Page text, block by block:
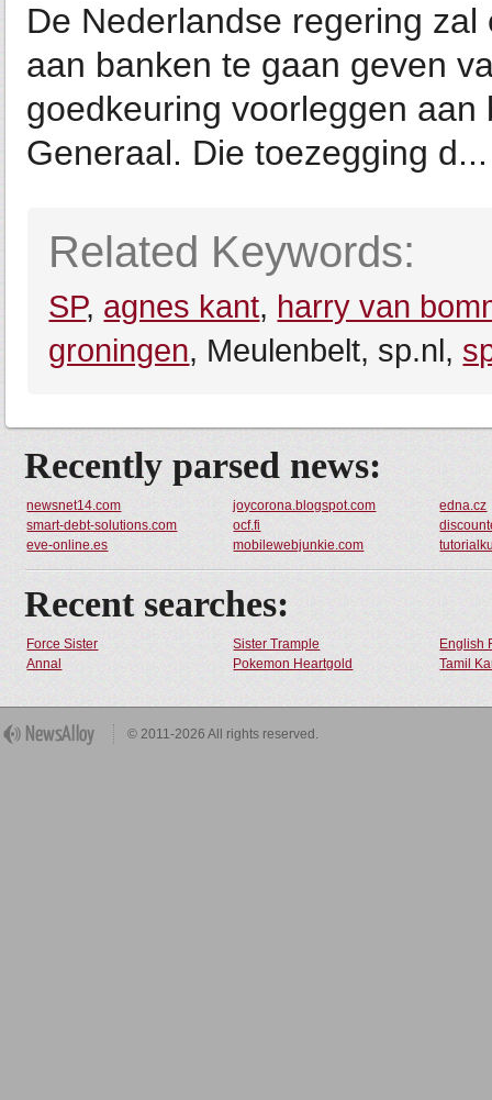
De Nederlandse regering
aan banken te gaan geven
goedkeuring voorleggen
Generaal. Die toezegging d...
Related Keywords:
SP, agnes kant, harry van
groningen, Meulenbelt, sp.nl,
Recently parsed news:
newsnet14.com joycorona.blogspot.com
edna.cz
smart-debt-solutions.com
ocf.fi
eve-online.es
mobilewebjunkie.com
Recent searches:
Force Sister Sister Trample
English
Annal
Pokemon Heartgold Tamil
© 2011-2026 All rights reserved.